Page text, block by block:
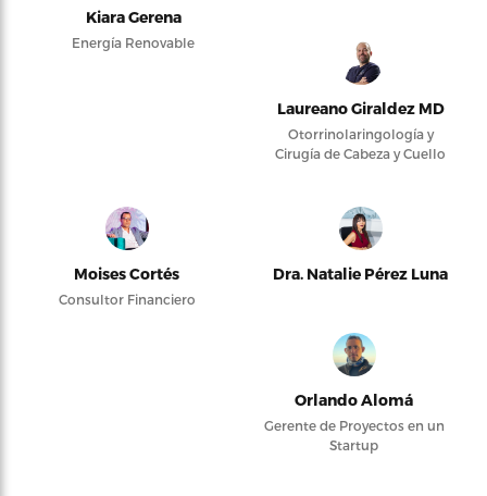
Kiara Gerena
Energía Renovable
Laureano Giraldez MD
Otorrinolaringología y
Cirugía de Cabeza y Cuello
Moises Cortés
Consultor Financiero
Dra. Natalie Pérez Luna
Orlando Alomá
Gerente de Proyectos en un
Startup